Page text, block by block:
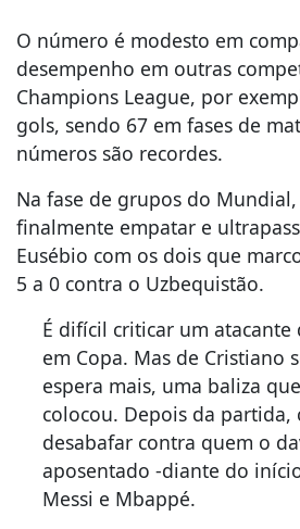
O número é modesto em
desempenho em outras
Champions League, por
gols, sendo 67 em fases de
números são recordes.
Na fase de grupos do
finalmente empatar e
Eusébio com os dois que
5 a 0 contra o Uzbequistão.
É difícil criticar um atacante
em Copa. Mas de Cristiano
espera mais, uma baliza
colocou. Depois da partida,
desabafar contra quem o
aposentado -diante do
Messi e Mbappé.